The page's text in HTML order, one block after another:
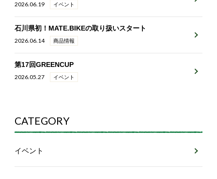
CONTACT
2026.06.19 イベント
石川県初！MATE.BIKEの取り扱いスタート
2026.06.14 商品情報
第17回GREENCUP
2026.05.27 イベント
CATEGORY
イベント